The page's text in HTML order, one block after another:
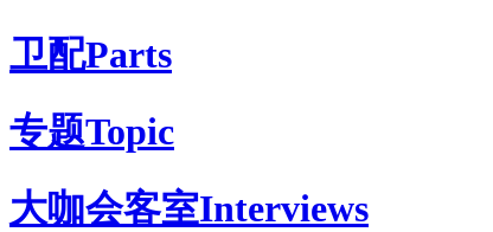
卫配Parts
专题Topic
大咖会客室Interviews